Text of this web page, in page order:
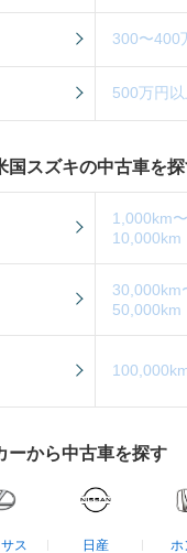
300〜400
500万円以
国スズキの中古車を
1,000km〜
10,000km
30,000km
50,000km
ーから中古車を探す
ス 日産 ホ